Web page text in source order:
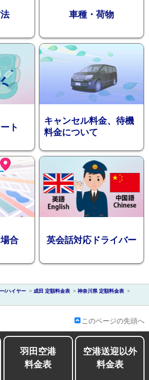
送迎
京
成
田
社紹介
車種・荷物
ト
キャンセル料金、待機
料金について
合 英会話対応ドライバー
/ハイヤー > 成田 定額料金表 > 神奈川県 定額料金表 >
このページの先頭へ
羽田空港
料金表
空港送迎以外
料金表